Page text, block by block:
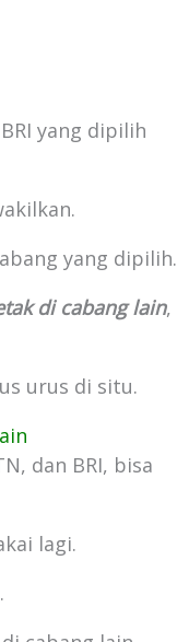
yang dipilih
yang dipilih.
di cabang lain,
urus di situ.
dan BRI, bisa
lagi.